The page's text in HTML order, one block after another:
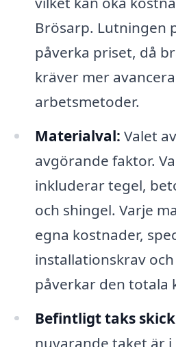
Brösarp. Lutningen
påverka priset, då
kräver mer
arbetsmetoder.
Materialval: Valet
avgörande faktor.
inkluderar tegel,
och shingel. Varje
egna kostnader,
installationskrav
påverkar den totala
Befintligt taks
nuvarande taket är i